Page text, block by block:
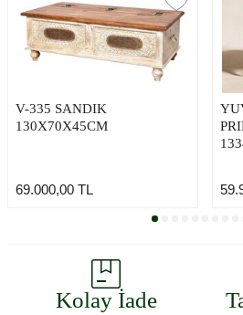
V-335 SANDIK
130X70X45CM
69.000,00 TL
Kolay İade